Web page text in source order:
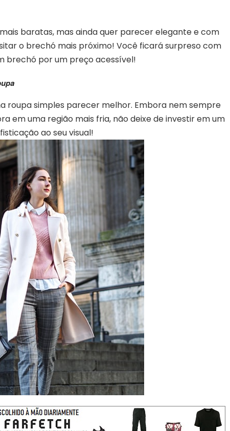
baratas, mas ainda quer parecer elegante e com
o brechó mais próximo! Você ficará surpreso com
brechó por um preço acessível!
roupa simples parecer melhor. Embora nem sempre
em uma região mais fria, não deixe de investir em um
ao seu visual!